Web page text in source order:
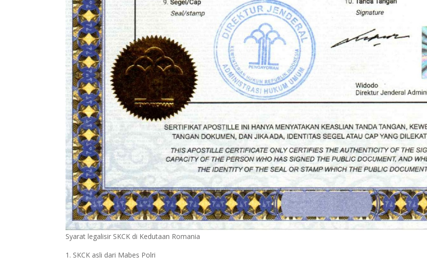
Syarat legalisir SKCK di Kedutaan Romania
SKCK asli dari Mabes Polri